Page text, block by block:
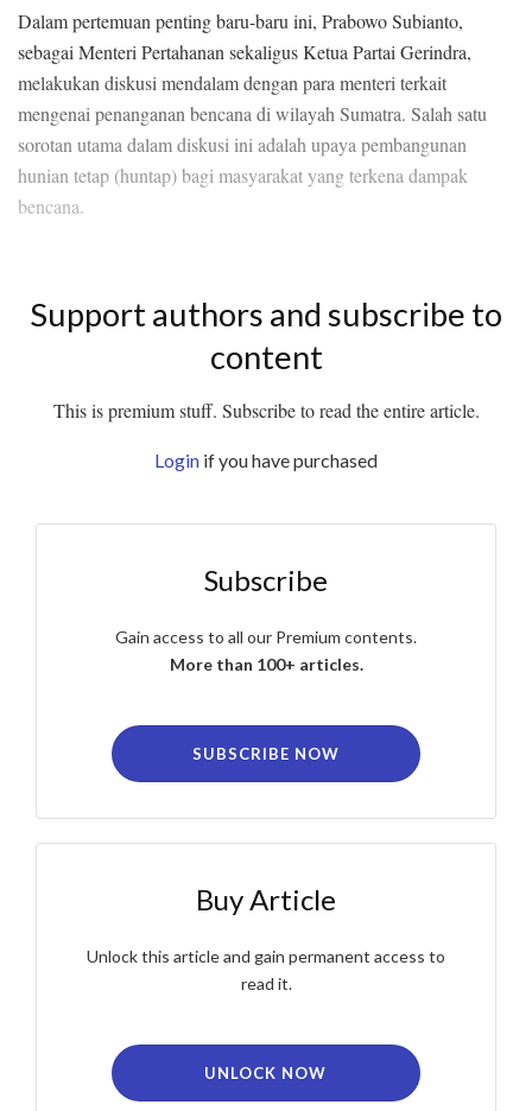
Dalam pertemuan penting baru-baru ini, Prabowo Subianto,
sebagai Menteri Pertahanan sekaligus Ketua Partai Gerindra,
melakukan diskusi mendalam dengan para menteri terkait
mengenai penanganan bencana di wilayah Sumatra. Salah satu
sorotan utama dalam diskusi ini adalah upaya pembangunan
hunian tetap (huntap) bagi masyarakat yang terkena dampak
bencana.
Support authors and subscribe to
content
This is premium stuff. Subscribe to read the entire article.
Login if you have purchased
Subscribe
Gain access to all our Premium contents.
More than 100+ articles.
SUBSCRIBE NOW
Buy Article
Unlock this article and gain permanent access to
read it.
UNLOCK NOW